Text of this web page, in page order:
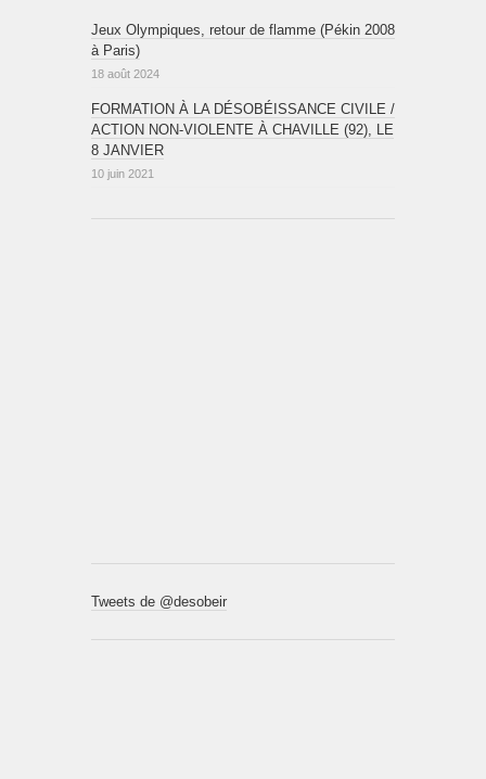
Jeux Olympiques, retour de flamme (Pékin 2008
à Paris)
18 août 2024
FORMATION À LA DÉSOBÉISSANCE CIVILE /
ACTION NON-VIOLENTE À CHAVILLE (92), LE
8 JANVIER
10 juin 2021
Tweets de @desobeir